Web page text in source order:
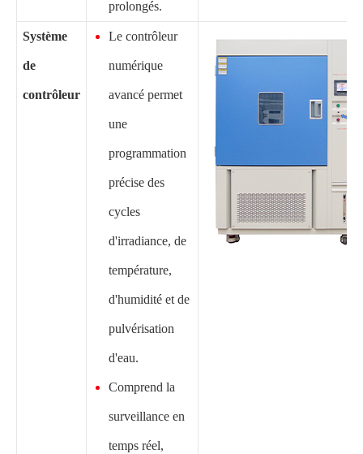
prolongés.
Système
de
contrôleur
Le contrôleur
numérique
avancé permet
une
programmation
précise des
cycles
d'irradiance, de
température,
d'humidité et de
pulvérisation
d'eau.
Comprend la
surveillance en
temps réel,